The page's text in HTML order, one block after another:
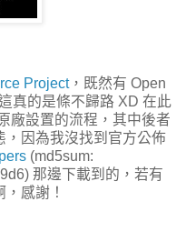
Project，既然有 Open
真的是條不歸路 XD 在此
廠設置的流程，其中後者
，因為我沒找到官方公佈
(md5sum:
那邊下載到的，若有
感謝！